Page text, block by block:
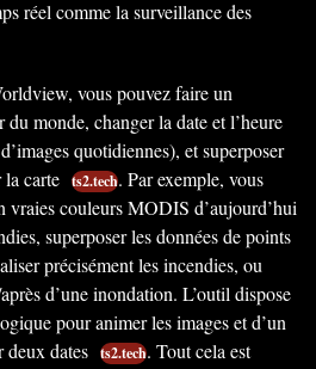
réel comme la surveillance des
vous pouvez faire un
monde, changer la date et l’heure
quotidiennes), et superposer
la carte ts2.tech. Par exemple, vous
vraies couleurs MODIS d’aujourd’hui
superposer les données de points
précisément les incendies, ou
d’une inondation. L’outil dispose
pour animer les images et d’un
deux dates ts2.tech. Tout cela est